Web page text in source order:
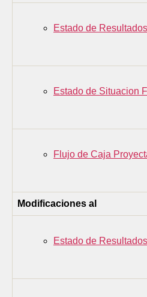
Estado de
Estado de Situacion
Flujo de Caja
Modificaciones al
Estado de